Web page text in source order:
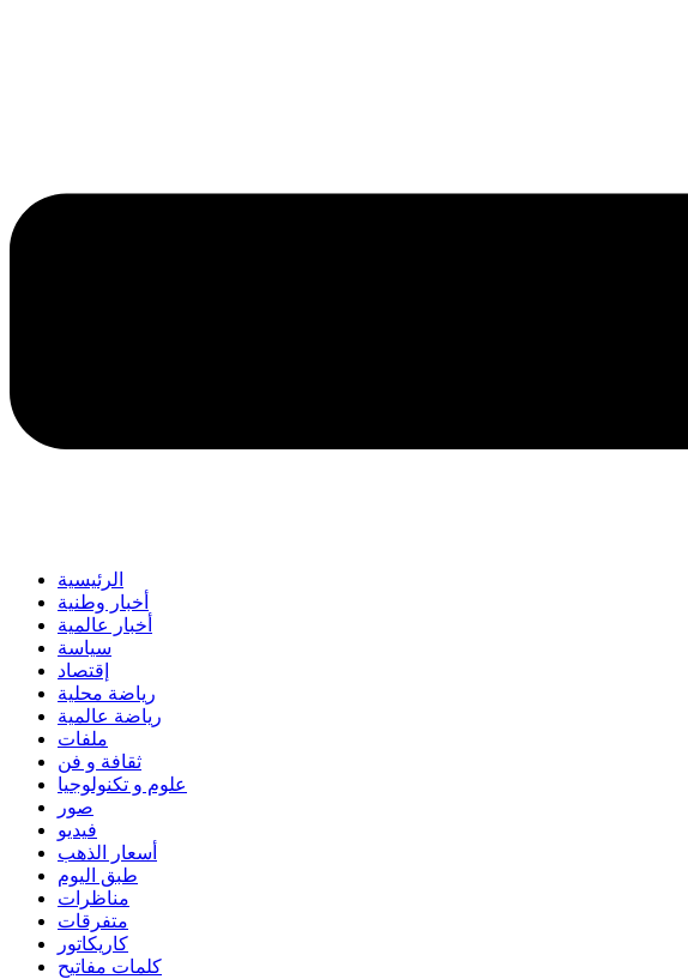
الرئيسية
أخبار وطنية
أخبار عالمية
سياسة
إقتصاد
رياضة محلية
رياضة عالمية
ملفات
ثقافة و فن
علوم و تكنولوجيا
صور
فيديو
أسعار الذهب
طبق اليوم
مناظرات
متفرقات
كاريكاتور
كلمات مفاتيح